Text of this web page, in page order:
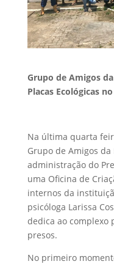
Grupo de Amigos
Placas Ecológicas
Na última quarta
Grupo de Amigos
administração do
uma Oficina de
internos da
psicóloga Larissa
dedica ao complexo
presos.
No primeiro